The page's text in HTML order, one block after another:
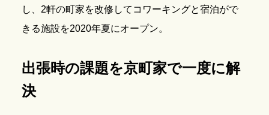
し、2軒の町家を改修してコワーキングと宿泊がで
きる施設を2020年夏にオープン。
出張時の課題を京町家で一度に解
決